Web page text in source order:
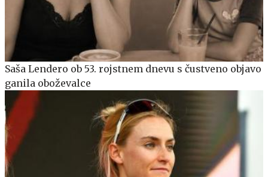
Saša Lendero ob 53. rojstnem dnevu s čustveno objavo
ganila oboževalce